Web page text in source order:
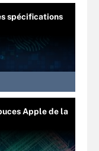
spécifications
Apple de la